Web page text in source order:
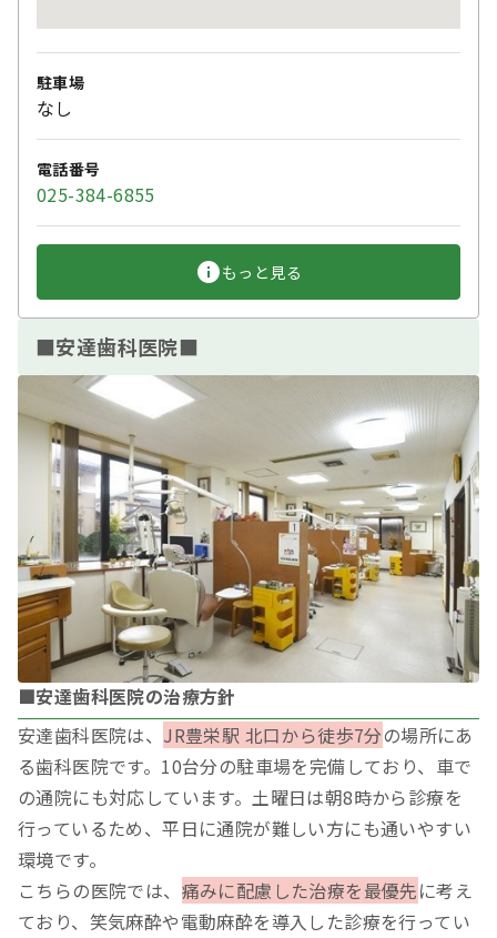
駐車場
なし
電話番号
025-384-6855
もっと見る
■安達歯科医院■
■安達歯科医院の治療方針
安達歯科医院は、 JR豊栄駅 北口から徒歩7分の場所にあ
る歯科医院です。10台分の駐車場を完備しており、車で
の通院にも対応しています。土曜日は朝8時から診療を
行っているため、平日に通院が難しい方にも通いやすい
環境です。
こちらの医院では、 痛みに配慮した治療を最優先に考え
ており、笑気麻酔や電動麻酔を導入した診療を行ってい